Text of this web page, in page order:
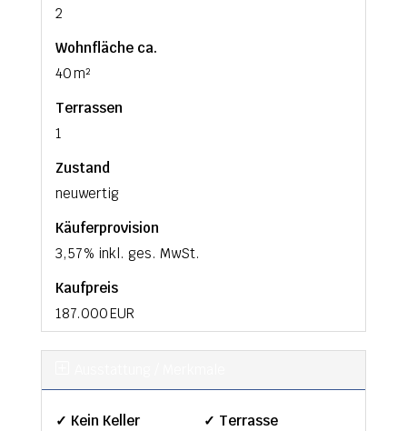
2
Wohnfläche ca.
40 m²
Terrassen
1
Zustand
neuwertig
Käufer­provision
3,57 % inkl. ges. MwSt.
Kaufpreis
187.000 EUR
✓ Kein Keller ✓ Terrasse